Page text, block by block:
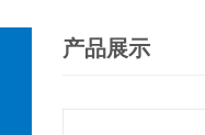
产品展示